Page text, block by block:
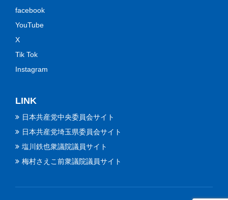
facebook
YouTube
X
Tik Tok
Instagram
LINK
日本共産党中央委員会サイト
日本共産党埼玉県委員会サイト
塩川鉄也衆議院議員サイト
梅村さえこ前衆議院議員サイト